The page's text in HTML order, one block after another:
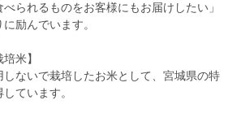
られるものをお客様にもお届けしたい」
励んでいます。
米】
ないで栽培したお米として、宮城県の特
ています。